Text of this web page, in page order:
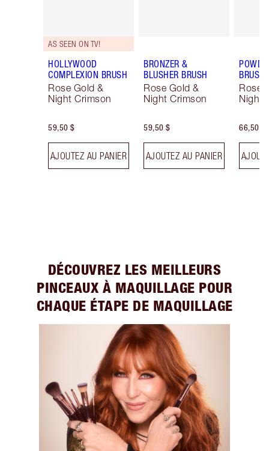
AS SEEN ON TV!
HOLLYWOOD
COMPLEXION BRUSH
Rose Gold &
Night Crimson
59,50 $
AJOUTEZ AU PANIER
BRONZER &
BLUSHER BRUSH
Rose Gold &
Night Crimson
59,50 $
AJOUTEZ AU PANIER
BRUSH
Rose
Night
66,50 $
DÉCOUVREZ LES MEILLEURS
PINCEAUX À MAQUILLAGE POUR
CHAQUE ÉTAPE DE MAQUILLAGE